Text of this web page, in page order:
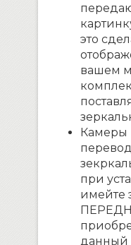
это
вашем
при
имейте
данный